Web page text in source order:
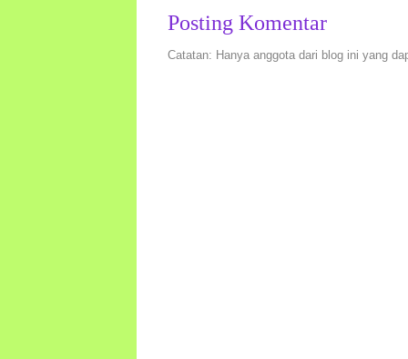
Posting Komentar
Catatan: Hanya anggota dari blog ini yang